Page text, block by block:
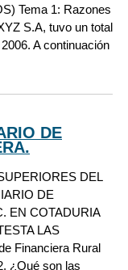
Tema 1: Razones
S.A, tuvo un total
A continuación
DE
DEL
DE
EN COTADURIA
LAS
Financiera Rural
¿Qué son las